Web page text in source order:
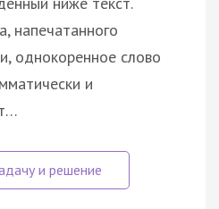
напечатанного
однокоренное слово
и